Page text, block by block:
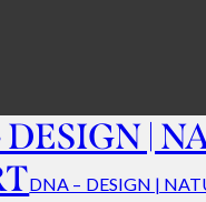
|
DNA – DESIGN |